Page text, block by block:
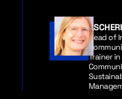
Head of
Trainer